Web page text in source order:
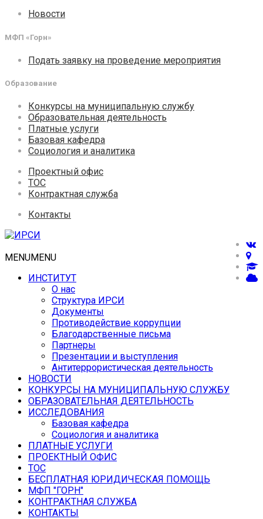
Новости
МФП «Горн»
Подать заявку на проведение мероприятия
Образование
Конкурсы на муниципальную службу
Образовательная деятельность
Платные услуги
Базовая кафедра
Социология и аналитика
Проектный офис
ТОС
Контрактная служба
Контакты
MENUMENU
ИНСТИТУТ
О нас
Структура ИРСИ
Документы
Противодействие коррупции
Благодарственные письма
Партнеры
Презентации и выступления
Антитеррористическая деятельность
НОВОСТИ
КОНКУРСЫ НА МУНИЦИПАЛЬНУЮ СЛУЖБУ
ОБРАЗОВАТЕЛЬНАЯ ДЕЯТЕЛЬНОСТЬ
ИССЛЕДОВАНИЯ
Базовая кафедра
Социология и аналитика
ПЛАТНЫЕ УСЛУГИ
ПРОЕКТНЫЙ ОФИС
ТОС
БЕСПЛАТНАЯ ЮРИДИЧЕСКАЯ ПОМОЩЬ
МФП "ГОРН"
КОНТРАКТНАЯ СЛУЖБА
КОНТАКТЫ